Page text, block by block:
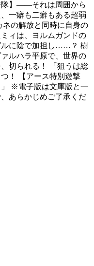
隊】――それは周囲から
一癖も二癖もある超弱
の解放と同時に自身の
ィは、ヨルムガンドの
ルに陰で加担し……？ 樹
ルハラ平原で、世界の
切られる！ 「狙うは総
！ 【アース特別遊撃
※電子版は文庫版と一
あらかじめご了承くだ